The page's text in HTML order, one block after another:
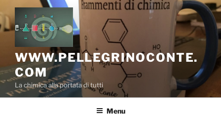
Salta
al
contenuto
WWW.PELLEGRINOCONTE.
COM
La chimica alla portata di tutti
Menu